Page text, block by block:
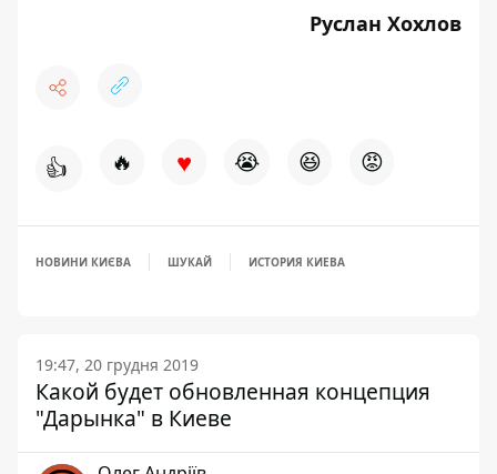
Руслан Хохлов
👍 🔥 ♥ 😭 😆 😡
НОВИНИ КИЄВА ШУКАЙ ИСТОРИЯ КИЕВА
19:47, 20 грудня 2019
Какой будет обновленная концепция
"Дарынка" в Киеве